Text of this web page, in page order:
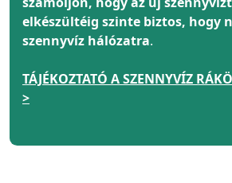
elkészültéig szinte biztos, hogy
szennyvíz hálózatra.
TÁJÉKOZTATÓ A SZENNYVÍZ
>